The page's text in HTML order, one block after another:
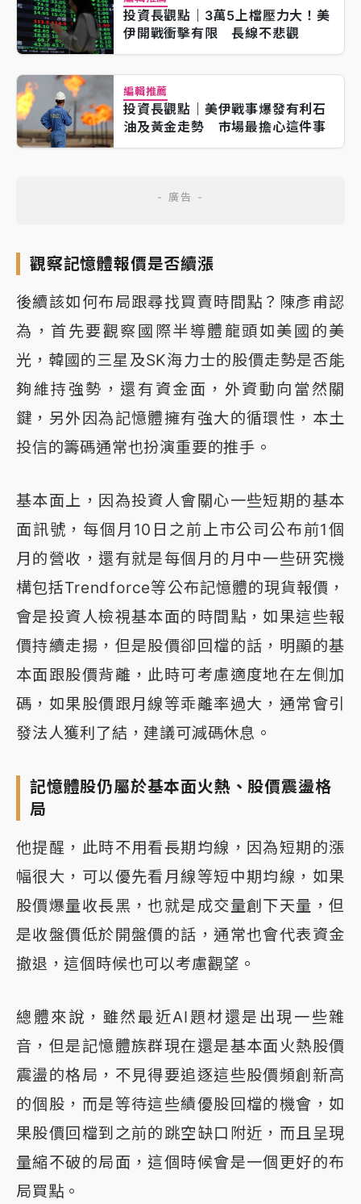
投資長觀點｜3萬5上檔壓力大！美
伊開戰衝擊有限 長線不悲觀
編輯推薦
投資長觀點｜美伊戰事爆發有利石
油及黃金走勢 市場最擔心這件事
觀察記憶體報價是否續漲
後續該如何布局跟尋找買賣時間點？陳彥甫認
為，首先要觀察國際半導體龍頭如美國的美
光，韓國的三星及SK海力士的股價走勢是否能
夠維持強勢，還有資金面，外資動向當然關
鍵，另外因為記憶體擁有強大的循環性，本土
投信的籌碼通常也扮演重要的推手。
基本面上，因為投資人會關心一些短期的基本
面訊號，每個月10日之前上市公司公布前1個
月的營收，還有就是每個月的月中一些研究機
構包括Trendforce等公布記憶體的現貨報價，
會是投資人檢視基本面的時間點，如果這些報
價持續走揚，但是股價卻回檔的話，明顯的基
本面跟股價背離，此時可考慮適度地在左側加
碼，如果股價跟月線等乖離率過大，通常會引
發法人獲利了結，建議可減碼休息。
記憶體股仍屬於基本面火熱、股價震盪格
局
他提醒，此時不用看長期均線，因為短期的漲
幅很大，可以優先看月線等短中期均線，如果
股價爆量收長黑，也就是成交量創下天量，但
是收盤價低於開盤價的話，通常也會代表資金
撤退，這個時候也可以考慮觀望。
總體來說，雖然最近AI題材還是出現一些雜
音，但是記憶體族群現在還是基本面火熱股價
震盪的格局，不見得要追逐這些股價頻創新高
的個股，而是等待這些績優股回檔的機會，如
果股價回檔到之前的跳空缺口附近，而且呈現
量縮不破的局面，這個時候會是一個更好的布
局買點。